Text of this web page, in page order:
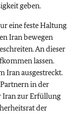
geben.
eine feste Haltung
Iran bewegen
An dieser
lassen.
Iran ausgestreckt.
in der
Iran zur Erfüllung
der